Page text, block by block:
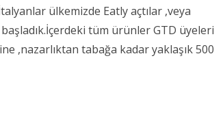
ülkemizde Eatly açtılar ,veya
tüm ürünler GTD üyeleri
,nazarlıktan tabağa kadar yaklaşık 500